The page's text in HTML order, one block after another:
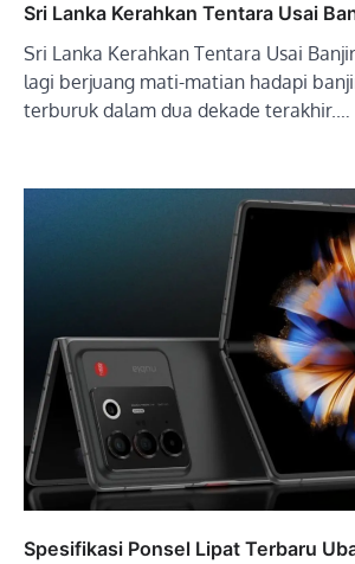
Sri Lanka Kerahkan Tentara Usai
Sri Lanka Kerahkan Tentara Usai
lagi berjuang mati-matian hadapi
terburuk dalam dua dekade terakhir.…
Spesifikasi Ponsel Lipat Terbaru